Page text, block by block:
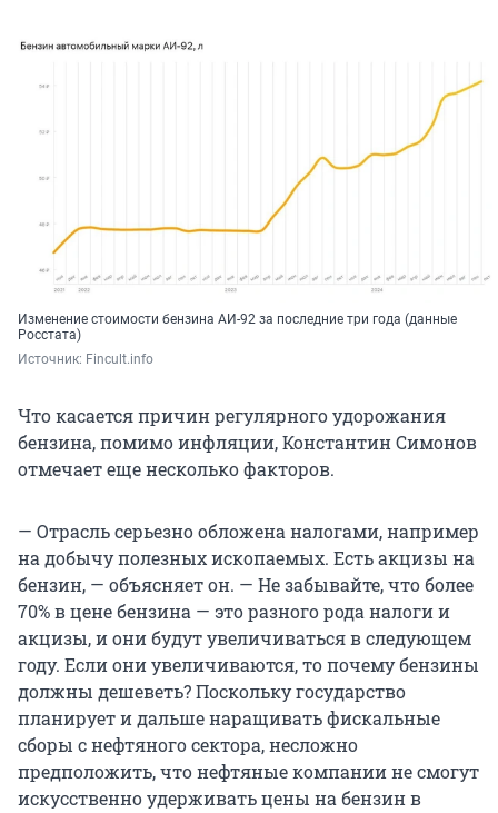
Изменение стоимости бензина АИ-92 за последние три года (данные
Росстата)
Источник: Fincult.info
Что касается причин регулярного удорожания
бензина, помимо инфляции, Константин Симонов
отмечает еще несколько факторов.
— Отрасль серьезно обложена налогами, например
на добычу полезных ископаемых. Есть акцизы на
бензин, — объясняет он. — Не забывайте, что более
70% в цене бензина — это разного рода налоги и
акцизы, и они будут увеличиваться в следующем
году. Если они увеличиваются, то почему бензины
должны дешеветь? Поскольку государство
планирует и дальше наращивать фискальные
сборы с нефтяного сектора, несложно
предположить, что нефтяные компании не смогут
искусственно удерживать цены на бензин в